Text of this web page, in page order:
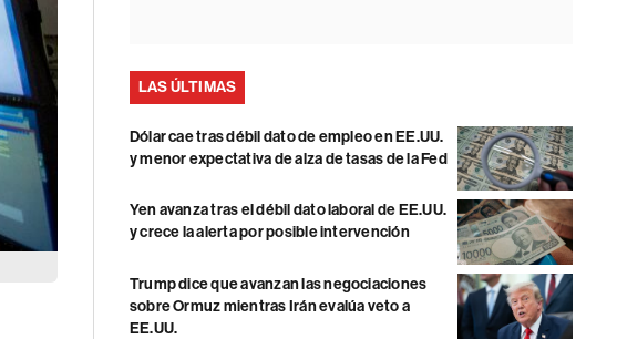
LAS ÚLTIMAS
Dólar cae tras débil dato de empleo en EE.UU.
y menor expectativa de alza de tasas de la Fed
Yen avanza tras el débil dato laboral de EE.UU.
y crece la alerta por posible intervención
Trump dice que avanzan las negociaciones
sobre Ormuz mientras Irán evalúa veto a
EE.UU.